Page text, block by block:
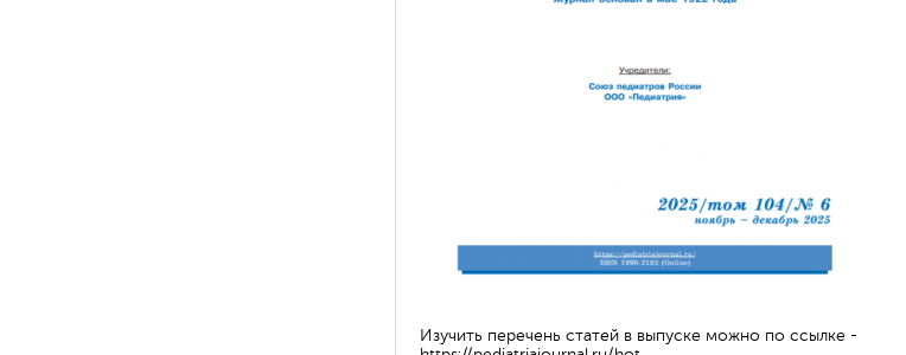
Изучить перечень статей в выпуске можно по ссылке -